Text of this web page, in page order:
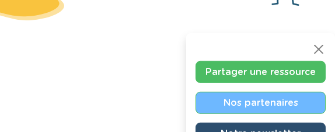
Partager une ressource
Nos partenaires